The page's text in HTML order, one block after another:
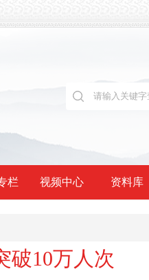
栏 视频中心 资料库
破10万人次